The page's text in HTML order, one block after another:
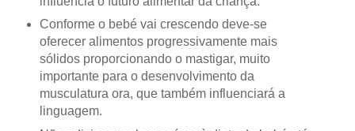
Conforme o bebé vai crescendo deve-se
oferecer alimentos progressivamente mais
sólidos proporcionando o mastigar, muito
importante para o desenvolvimento da
musculatura ora, que também influenciará a
linguagem.